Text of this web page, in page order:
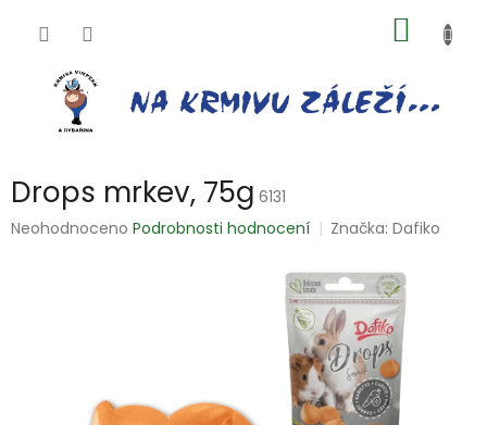
KOŠÍK
Drops mrkev, 75g 6131
Průměrné
Neohodnoceno Podrobnosti hodnocení Značka:Dafiko